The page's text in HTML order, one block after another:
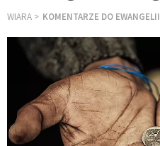
WIARA KOMENTARZE DO EWANGELII